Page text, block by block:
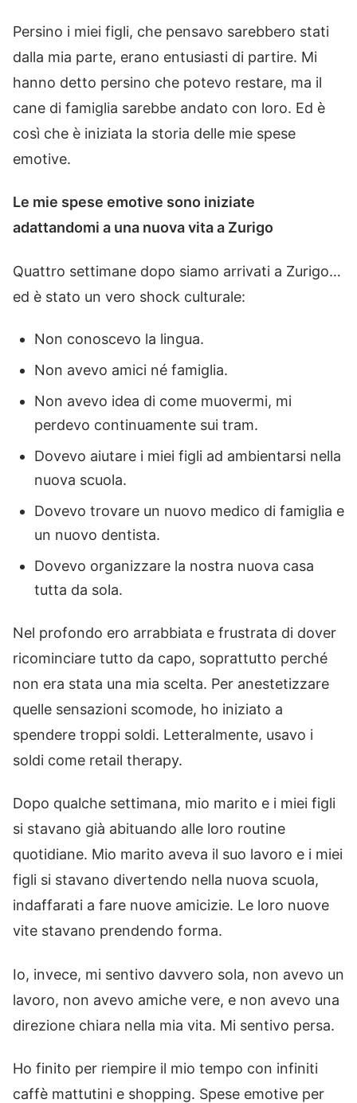
Persino i miei figli, che pensavo sarebbero stati
dalla mia parte, erano entusiasti di partire. Mi
hanno detto persino che potevo restare, ma il
cane di famiglia sarebbe andato con loro. Ed è
così che è iniziata la storia delle mie spese
emotive.
Le mie spese emotive sono iniziate
adattandomi a una nuova vita a Zurigo
Quattro settimane dopo siamo arrivati a Zurigo…
ed è stato un vero shock culturale:
Non conoscevo la lingua.
Non avevo amici né famiglia.
Non avevo idea di come muovermi, mi
perdevo continuamente sui tram.
Dovevo aiutare i miei figli ad ambientarsi nella
nuova scuola.
Dovevo trovare un nuovo medico di famiglia e
un nuovo dentista.
Dovevo organizzare la nostra nuova casa
tutta da sola.
Nel profondo ero arrabbiata e frustrata di dover
ricominciare tutto da capo, soprattutto perché
non era stata una mia scelta. Per anestetizzare
quelle sensazioni scomode, ho iniziato a
spendere troppi soldi. Letteralmente, usavo i
soldi come retail therapy.
Dopo qualche settimana, mio marito e i miei figli
si stavano già abituando alle loro routine
quotidiane. Mio marito aveva il suo lavoro e i miei
figli si stavano divertendo nella nuova scuola,
indaffarati a fare nuove amicizie. Le loro nuove
vite stavano prendendo forma.
Io, invece, mi sentivo davvero sola, non avevo un
lavoro, non avevo amiche vere, e non avevo una
direzione chiara nella mia vita. Mi sentivo persa.
Ho finito per riempire il mio tempo con infiniti
caffè mattutini e shopping. Spese emotive per